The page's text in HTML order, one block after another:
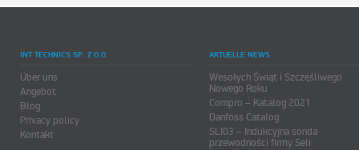
INT TECHNICS SP. Z O.O.
Über uns
Angebot
Blog
Privacy policy
Kontakt
AKTUELLE NEWS
Wesołych Świąt i Szczęśliwego
Nowego Roku
Compro – Katalog 2021
Danfoss Catalog
SLI03 – Indukcyjna sonda
przewodności firmy Seli